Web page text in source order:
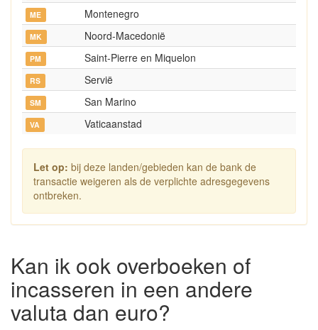
ME Montenegro
MK Noord-Macedonië
PM Saint-Pierre en Miquelon
RS Servië
SM San Marino
VA Vaticaanstad
Let op: bij deze landen/gebieden kan de bank de
transactie weigeren als de verplichte adresgegevens
ontbreken.
Kan ik ook overboeken of
incasseren in een andere
valuta dan euro?